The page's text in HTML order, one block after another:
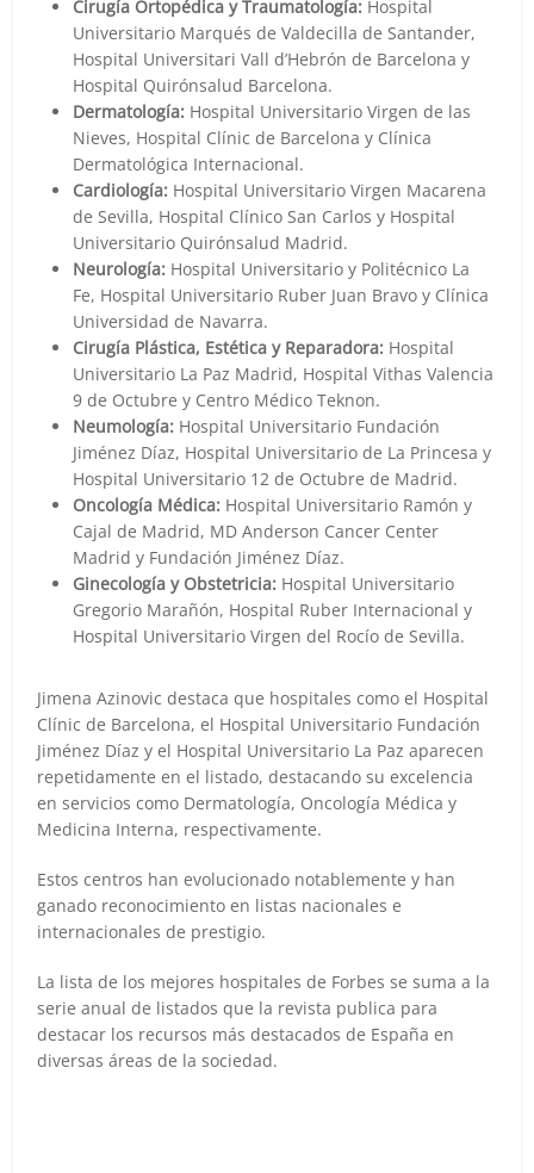
Cirugía Ortopédica y Traumatología: Hospital
Universitario Marqués de Valdecilla de Santander,
Hospital Universitari Vall d’Hebrón de Barcelona y
Hospital Quirónsalud Barcelona.
Dermatología: Hospital Universitario Virgen de las
Nieves, Hospital Clínic de Barcelona y Clínica
Dermatológica Internacional.
Cardiología: Hospital Universitario Virgen Macarena
de Sevilla, Hospital Clínico San Carlos y Hospital
Universitario Quirónsalud Madrid.
Neurología: Hospital Universitario y Politécnico La
Fe, Hospital Universitario Ruber Juan Bravo y Clínica
Universidad de Navarra.
Cirugía Plástica, Estética y Reparadora: Hospital
Universitario La Paz Madrid, Hospital Vithas Valencia
9 de Octubre y Centro Médico Teknon.
Neumología: Hospital Universitario Fundación
Jiménez Díaz, Hospital Universitario de La Princesa y
Hospital Universitario 12 de Octubre de Madrid.
Oncología Médica: Hospital Universitario Ramón y
Cajal de Madrid, MD Anderson Cancer Center
Madrid y Fundación Jiménez Díaz.
Ginecología y Obstetricia: Hospital Universitario
Gregorio Marañón, Hospital Ruber Internacional y
Hospital Universitario Virgen del Rocío de Sevilla.
Jimena Azinovic destaca que hospitales como el Hospital
Clínic de Barcelona, el Hospital Universitario Fundación
Jiménez Díaz y el Hospital Universitario La Paz aparecen
repetidamente en el listado, destacando su excelencia
en servicios como Dermatología, Oncología Médica y
Medicina Interna, respectivamente.
Estos centros han evolucionado notablemente y han
ganado reconocimiento en listas nacionales e
internacionales de prestigio.
La lista de los mejores hospitales de Forbes se suma a la
serie anual de listados que la revista publica para
destacar los recursos más destacados de España en
diversas áreas de la sociedad.